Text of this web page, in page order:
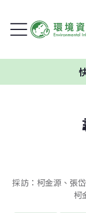
快訊
採訪：柯金源、張
柯